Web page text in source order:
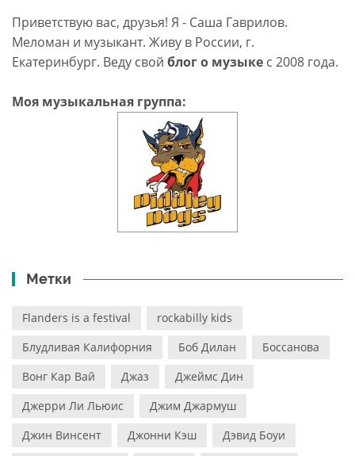
Приветствую вас, друзья! Я - Саша Гаврилов.
Меломан и музыкант. Живу в России, г.
Екатеринбург. Веду свой блог о музыке c 2008 года.
Моя музыкальная группа:
Метки
Flanders is a festival
rockabilly kids
Блудливая Калифорния
Боб Дилан
Боссанова
Вонг Кар Вай
Джаз
Джеймс Дин
Джерри Ли Льюис
Джим Джармуш
Джин Винсент
Джонни Кэш
Дэвид Боуи